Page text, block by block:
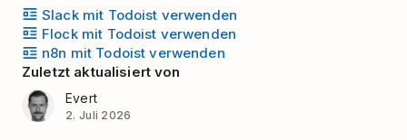
Slack mit Todoist verwenden
Flock mit Todoist verwenden
n8n mit Todoist verwenden
Zuletzt aktualisiert von
Evert
2. Juli 2026